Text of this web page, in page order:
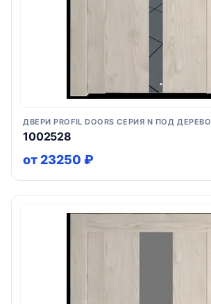
ДВЕРИ PROFIL DOORS СЕРИЯ N ПОД ДЕРЕВО
1002528
от 23250 ₽